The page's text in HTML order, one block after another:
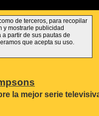
de terceros, para recopilar
y mostrarle publicidad
partir de sus pautas de
que acepta su uso.
la mejor serie